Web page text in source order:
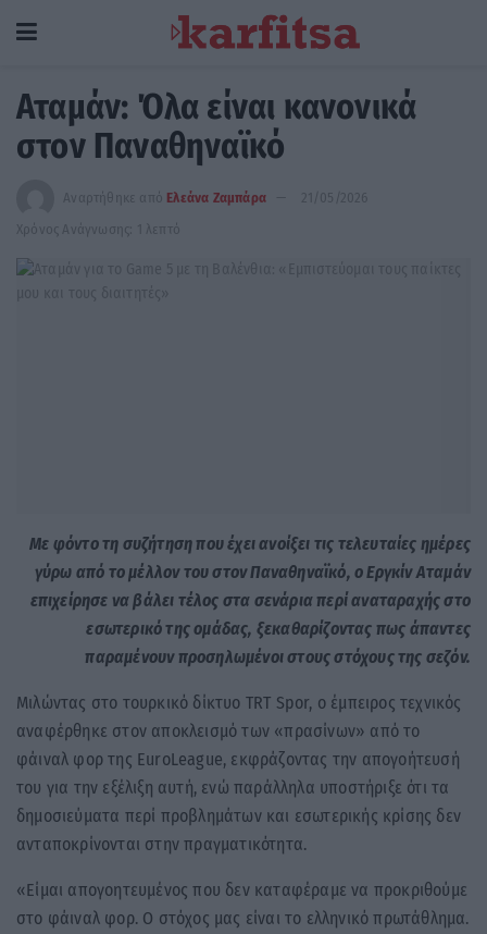
Αταμάν: Όλα είναι κανονικά
στον Παναθηναϊκό
Αναρτήθηκε από Ελεάνα Ζαμπάρα
21/05/2026
Χρόνος Ανάγνωσης: 1 λεπτό
Με φόντο τη συζήτηση που έχει ανοίξει τις τελευταίες ημέρες
γύρω από το μέλλον του στον Παναθηναϊκό, ο Εργκίν Αταμάν
επιχείρησε να βάλει τέλος στα σενάρια περί αναταραχής στο
εσωτερικό της ομάδας, ξεκαθαρίζοντας πως άπαντες
παραμένουν προσηλωμένοι στους στόχους της σεζόν.
Μιλώντας στο τουρκικό δίκτυο TRT Spor, ο έμπειρος τεχνικός
αναφέρθηκε στον αποκλεισμό των «πρασίνων» από το
φάιναλ φορ της EuroLeague, εκφράζοντας την απογοήτευσή
του για την εξέλιξη αυτή, ενώ παράλληλα υποστήριξε ότι τα
δημοσιεύματα περί προβλημάτων και εσωτερικής κρίσης δεν
ανταποκρίνονται στην πραγματικότητα.
«Είμαι απογοητευμένος που δεν καταφέραμε να προκριθούμε
στο φάιναλ φορ. Ο στόχος μας είναι το ελληνικό πρωτάθλημα.